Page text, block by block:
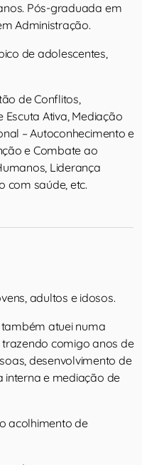
Pós-graduada em
Administração.
de adolescentes,
de Conflitos,
Escuta Ativa, Mediação
– Autoconhecimento e
e Combate ao
Liderança
com saúde, etc.
adultos e idosos.
atuei numa
comigo anos de
desenvolvimento de
interna e mediação de
acolhimento de